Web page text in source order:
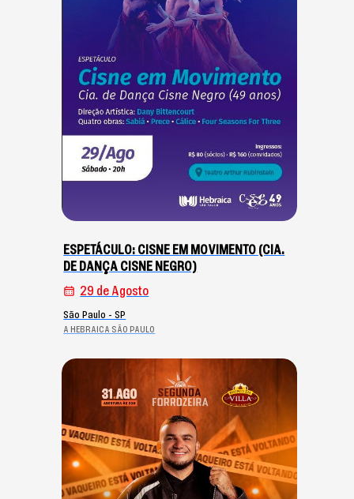
ESPETÁCULO: CISNE EM MOVIMENTO (CIA.
DE DANÇA CISNE NEGRO)
29 de Agosto
São Paulo - SP
A HEBRAICA SÃO PAULO